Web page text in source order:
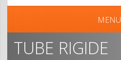
MENU
TUBE RIGIDE